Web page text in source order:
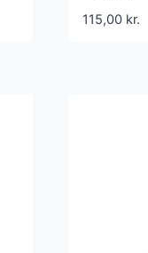
CF400X
115,00 kr.